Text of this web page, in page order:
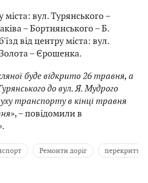
міста: вул. Турянського –
– Бортнянського – Б.
від центру міста: вул.
– Єрошенка.
буде відкрито 26 травня, а
до вул. Я. Мудрого
транспорту в кінці травня
», – повідомили в
Ремонти доріг перекриття